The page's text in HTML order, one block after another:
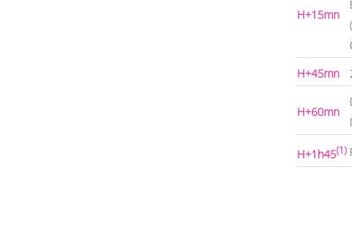
H+15mn
H+45mn
H+60mn
H+1h45(1)